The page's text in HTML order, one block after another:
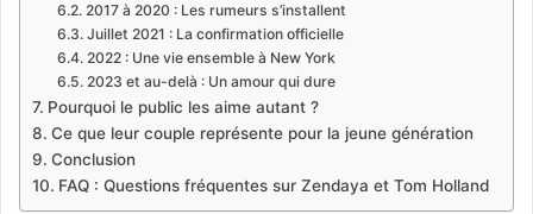
2017 à 2020 : Les rumeurs s’installent
Juillet 2021 : La confirmation officielle
2022 : Une vie ensemble à New York
2023 et au-delà : Un amour qui dure
Pourquoi le public les aime autant ?
Ce que leur couple représente pour la jeune génération
Conclusion
FAQ : Questions fréquentes sur Zendaya et Tom Holland